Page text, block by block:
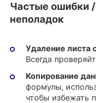
Частые ошибки
неполадок
Удаление листа
Всегда
Копирование
формулы,
чтобы избежать